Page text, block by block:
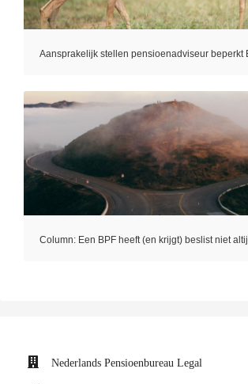
Aansprakelijk stellen pensioenadviseur beperkt
Column: Een BPF heeft (en krijgt) beslist niet
Nederlands Pensioenbureau Legal